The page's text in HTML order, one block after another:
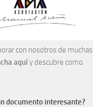
con nosotros de muchas
aquíy descubre como.
documento interesante?